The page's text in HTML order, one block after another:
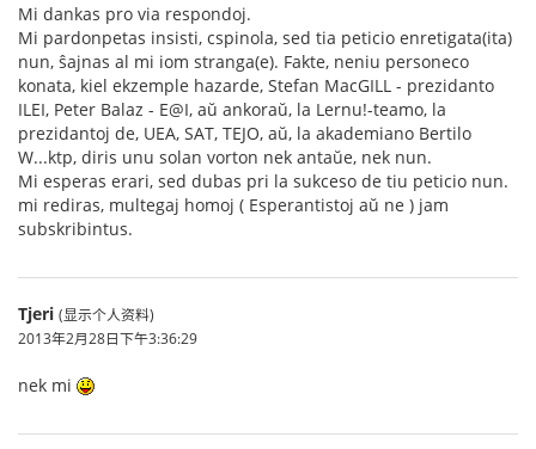
Mi dankas pro via respondoj.
Mi pardonpetas insisti, cspinola, sed tia peticio enretigata(ita)
nun, ŝajnas al mi iom stranga(e). Fakte, neniu personeco
konata, kiel ekzemple hazarde, Stefan MacGILL - prezidanto
ILEI, Peter Balaz - E@I, aŭ ankoraŭ, la Lernu!-teamo, la
prezidantoj de, UEA, SAT, TEJO, aŭ, la akademiano Bertilo
W...ktp, diris unu solan vorton nek antaŭe, nek nun.
Mi esperas erari, sed dubas pri la sukceso de tiu peticio nun.
mi rediras, multegaj homoj ( Esperantistoj aŭ ne ) jam
subskribintus.
Tjeri (显示个人资料)
2013年2月28日下午3:36:29
nek mi